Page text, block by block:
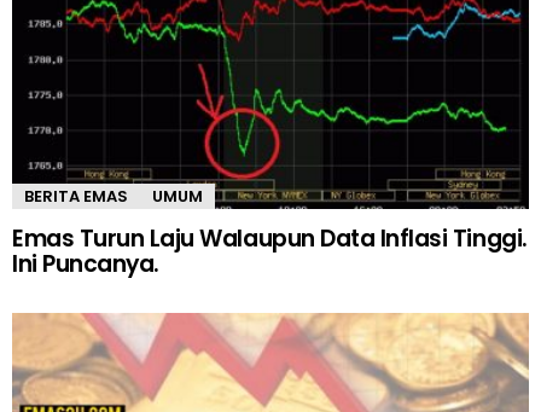
BERITA EMAS UMUM
Emas Turun Laju Walaupun Data Inflasi Tinggi.
Ini Puncanya.